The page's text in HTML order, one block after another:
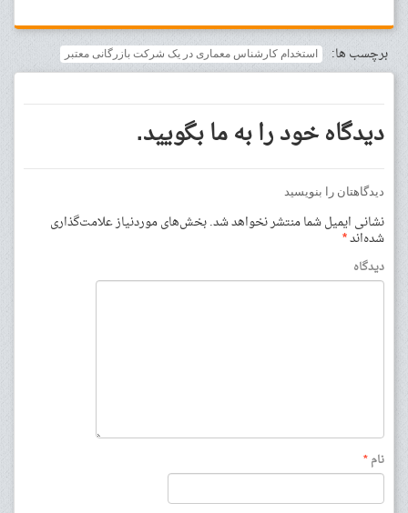
برچسب ها: استخدام کارشناس معماری در یک شرکت بازرگانی معتبر
دیدگاه خود را به ما بگویید.
دیدگاهتان را بنویسید
نشانی ایمیل شما منتشر نخواهد شد.بخش‌های موردنیاز علامت‌گذاری
شده‌اند*
دیدگاه
نام*